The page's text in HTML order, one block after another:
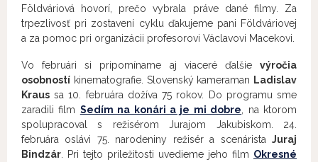
Földváriová hovorí, prečo vybrala práve dané filmy. Za
trpezlivosť pri zostavení cyklu ďakujeme pani Földváriovej
a za pomoc pri organizácii profesorovi Václavovi Macekovi.
Vo februári si pripomíname aj viaceré ďalšie výročia
osobností kinematografie. Slovenský kameraman Ladislav
Kraus sa 10. februára dožíva 75 rokov. Do programu sme
zaradili film Sedím na konári a je mi dobre , na ktorom
spolupracoval s režisérom Jurajom Jakubiskom. 24.
februára oslávi 75. narodeniny režisér a scenárista Juraj
Bindzár . Pri tejto príležitosti uvedieme jeho film Okresné